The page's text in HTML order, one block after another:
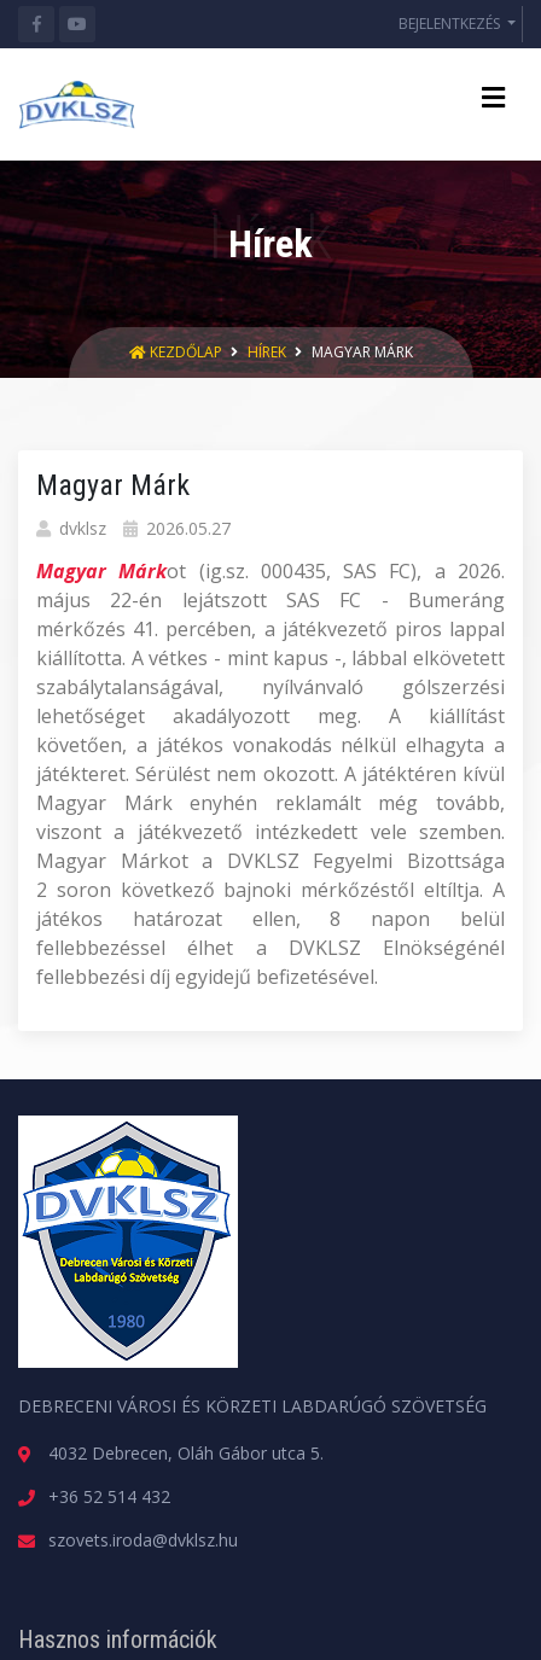
BEJELENTKEZÉS
Hírek
KEZDŐLAP HÍREK MAGYAR MÁRK
Magyar Márk
dvklsz 2026.05.27
Magyar Márkot (ig.sz. 000435, SAS FC), a 2026.
május 22-én lejátszott SAS FC - Bumeráng
mérkőzés 41. percében, a játékvezető piros lappal
kiállította. A vétkes - mint kapus -, lábbal elkövetett
szabálytalanságával, nyílvánvaló gólszerzési
lehetőséget akadályozott meg. A kiállítást
követően, a játékos vonakodás nélkül elhagyta a
játékteret. Sérülést nem okozott. A játéktéren kívül
Magyar Márk enyhén reklamált még tovább,
viszont a játékvezető intézkedett vele szemben.
Magyar Márkot a DVKLSZ Fegyelmi Bizottsága
2 soron következő bajnoki mérkőzéstől eltíltja. A
játékos határozat ellen, 8 napon belül
fellebbezéssel élhet a DVKLSZ Elnökségénél
fellebbezési díj egyidejű befizetésével.
DEBRECENI VÁROSI ÉS KÖRZETI LABDARÚGÓ SZÖVETSÉG
4032 Debrecen, Oláh Gábor utca 5.
+36 52 514 432
szovets.iroda@dvklsz.hu
Hasznos információk